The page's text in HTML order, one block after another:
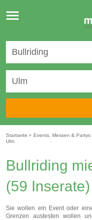
Toggle
navigation
Startseite > Events, Messen & Partys
Ulm
Bullriding
(59 Inserate)
Sie wollen ein Event oder
Grenzen austesten wollen